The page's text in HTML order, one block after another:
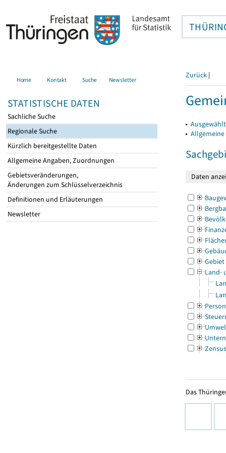
Home Kontakt Suche Newsletter
STATISTISCHE DATEN
Sachliche Suche
Regionale Suche
Kürzlich bereitgestellte Daten
Allgemeine Angaben, Zuordnungen
Gebietsveränderungen,
Änderungen zum Schlüsselverzeichnis
Definitionen und Erläuterungen
Newsletter
Zurück |
▸
▸
Gebiet
Land-
Zensus
Das